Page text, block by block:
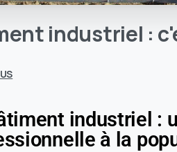
industriel :
industriel :
à la